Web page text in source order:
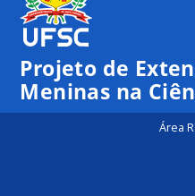
Projeto de
Meninas na
Área